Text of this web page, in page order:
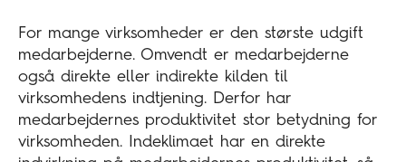
For mange virksomheder er den største udgift
medarbejderne. Omvendt er medarbejderne
også direkte eller indirekte kilden til
virksomhedens indtjening. Derfor har
medarbejdernes produktivitet stor betydning for
virksomheden. Indeklimaet har en direkte